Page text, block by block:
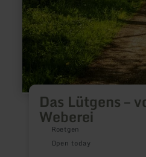
Das Lütgens –
Weberei
Roetgen
Open today